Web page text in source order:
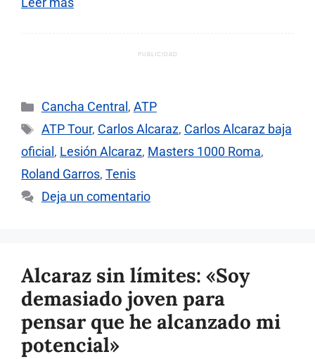
PUBLICIDAD
Categorías
Cancha Central , ATP
Etiquetas
ATP Tour, Carlos Alcaraz, Carlos Alcaraz baja
oficial , Lesión Alcaraz, Masters 1000 Roma,
Roland Garros, Tenis
Deja un comentario
Alcaraz sin límites: «Soy
demasiado joven para
pensar que he alcanzado mi
potencial»